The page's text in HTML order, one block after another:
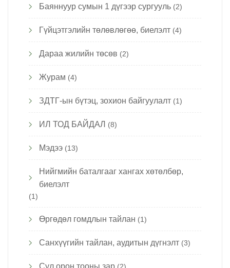
Баяннуур сумын 1 дүгээр сургууль (2)
Гүйцэтгэлийн төлөвлөгөө, биелэлт (4)
Дараа жилийн төсөв (2)
Журам (4)
ЗДТГ-ын бүтэц, зохион байгуулалт (1)
ИЛ ТОД БАЙДАЛ (8)
Мэдээ (13)
Нийгмийн баталгааг хангах хөтөлбөр,
биелэлт
(1)
Өргөдөл гомдлын тайлан (1)
Санхүүгийн тайлан, аудитын дүгнэлт (3)
Сул орон тооны зар